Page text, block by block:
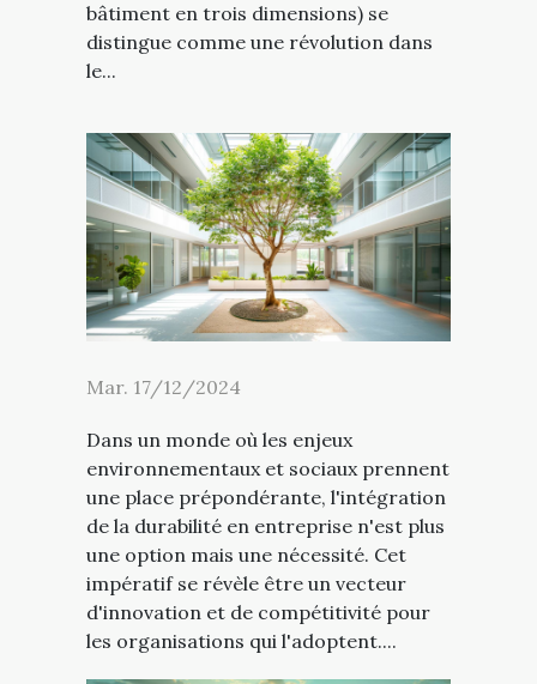
bâtiment en trois dimensions) se
distingue comme une révolution dans
le...
Mar. 17/12/2024
Dans un monde où les enjeux
environnementaux et sociaux prennent
une place prépondérante, l'intégration
de la durabilité en entreprise n'est plus
une option mais une nécessité. Cet
impératif se révèle être un vecteur
d'innovation et de compétitivité pour
les organisations qui l'adoptent....